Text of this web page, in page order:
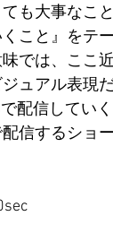
も大事なこ
こと』をテ
では、ここ
ュアル表現
配信してい
信するショ